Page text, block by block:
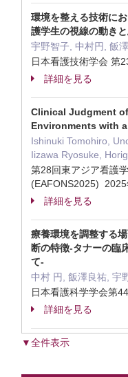
環境を整える技術に
護学生の視線の動き
宇野智子, 中村円, 飯
日本看護技術学会 第
詳細を見る
Clinical Judgment
Environments with
Ishinuki Tomohiro,
Iizawa Ryosuke,
第28回東アジア看護
(EAFONS2025) 2025
詳細を見る
療養環境を調整する
断の特徴-タナーの臨
て-
中村 円, 飯澤良祐, 宇
日本看護科学学会第
詳細を見る
▼全件表示